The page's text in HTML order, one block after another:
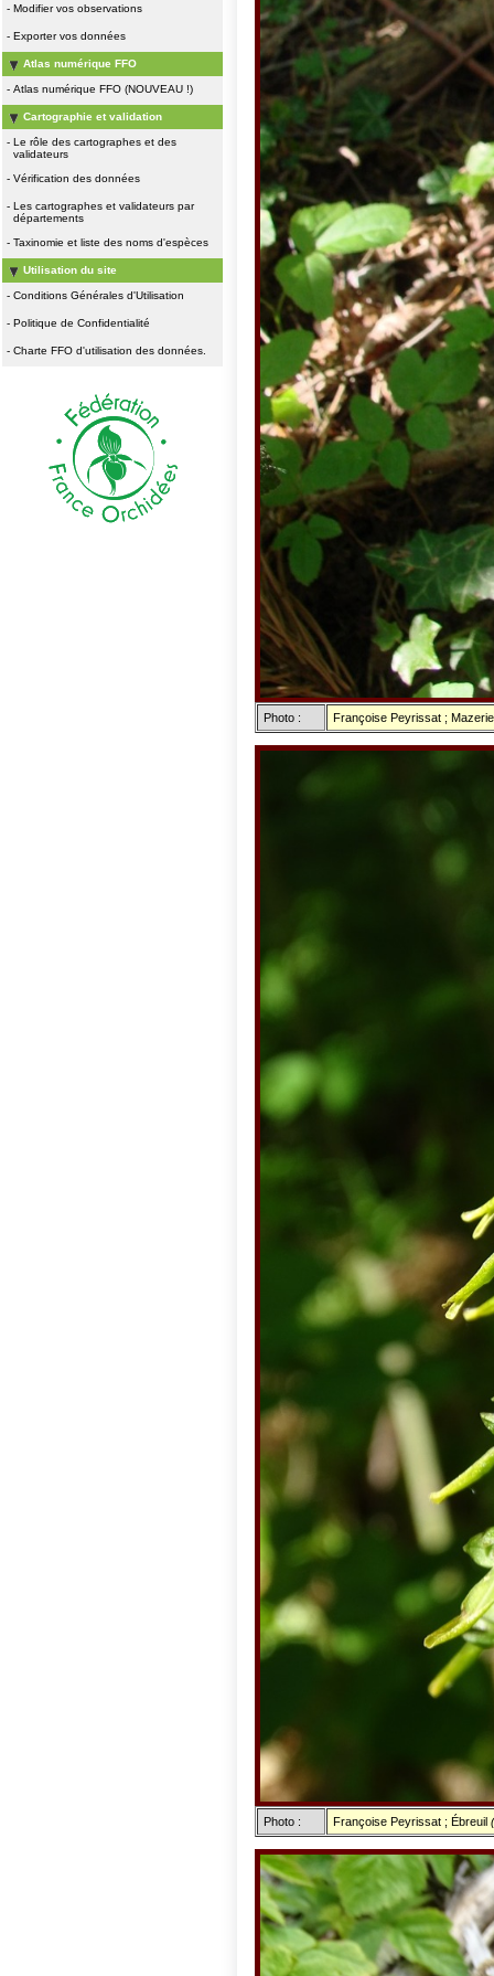
- Modifier vos observations
- Exporter vos données
Atlas numérique FFO
- Atlas numérique FFO (NOUVEAU !)
Cartographie et validation
- Le rôle des cartographes et des
validateurs
- Vérification des données
- Les cartographes et validateurs par
départements
- Taxinomie et liste des noms d'espèces
Utilisation du site
- Conditions Générales d'Utilisation
- Politique de Confidentialité
- Charte FFO d'utilisation des données.
Photo : Françoise Peyrissat ;
Photo : Françoise Peyrissat ; Ébreuil